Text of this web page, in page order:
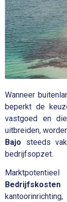
Wanneer
beperkt de
vastgoed en
uitbreiden,
Bajo steeds
bedrijfsopzet.
Bedrijfskosten